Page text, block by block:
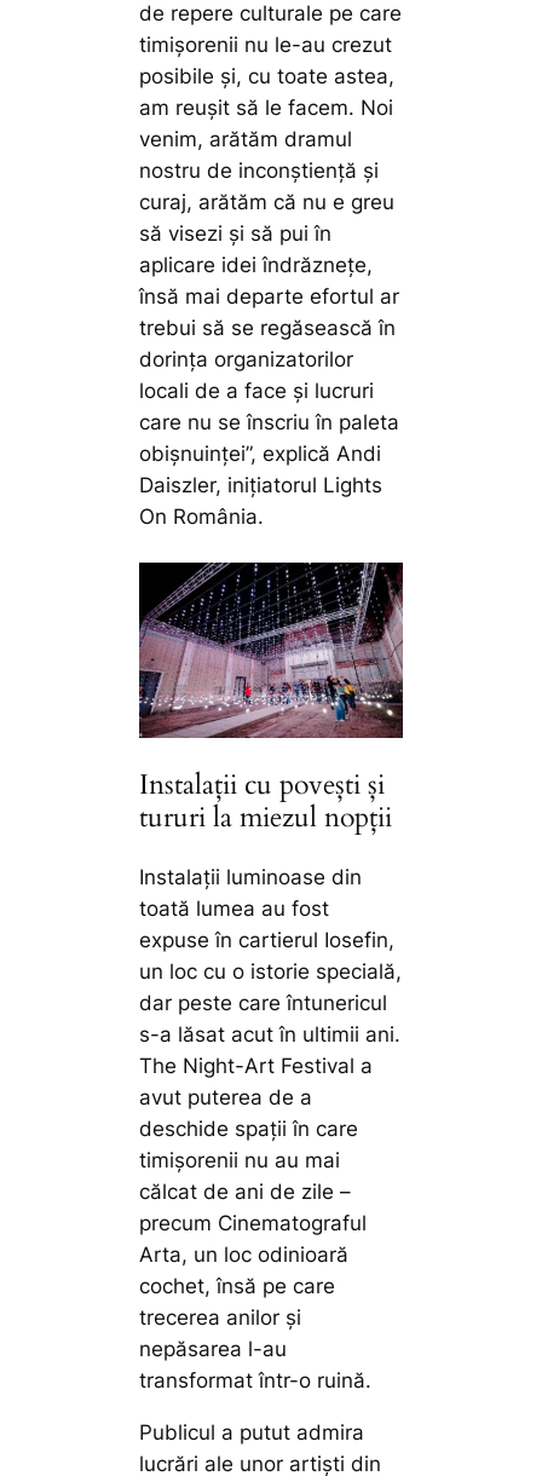
de repere culturale pe care
timișorenii nu le-au crezut
posibile și, cu toate astea,
am reușit să le facem. Noi
venim, arătăm dramul
nostru de inconștiență și
curaj, arătăm că nu e greu
să visezi și să pui în
aplicare idei îndrăznețe,
însă mai departe efortul ar
trebui să se regăsească în
dorința organizatorilor
locali de a face și lucruri
care nu se înscriu în paleta
obișnuinței”, explică Andi
Daiszler, inițiatorul Lights
On România.
Instalații cu povești și
tururi la miezul nopții
Instalații luminoase din
toată lumea au fost
expuse în cartierul Iosefin,
un loc cu o istorie specială,
dar peste care întunericul
s-a lăsat acut în ultimii ani.
The Night-Art Festival a
avut puterea de a
deschide spații în care
timișorenii nu au mai
călcat de ani de zile –
precum Cinematograful
Arta, un loc odinioară
cochet, însă pe care
trecerea anilor și
nepăsarea l-au
transformat într-o ruină.
Publicul a putut admira
lucrări ale unor artiști din